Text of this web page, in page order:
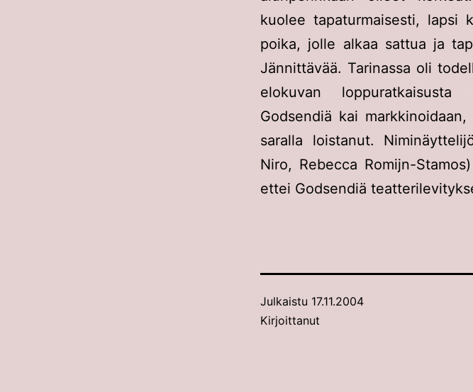
kuolee tapaturmaisesti, lapsi
poika, jolle alkaa sattua ja
Jännittävää. Tarinassa oli
elokuvan
Godsendiä kai
saralla loistanut.
Niro, Rebecca Romijn-
ettei Godsendiä
Julkaistu 17.11.2004
Kirjoittanut